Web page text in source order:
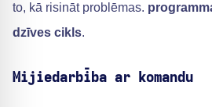
to, kā risināt problēmas.
dzīves cikls.
Mijiedarbība ar komandu